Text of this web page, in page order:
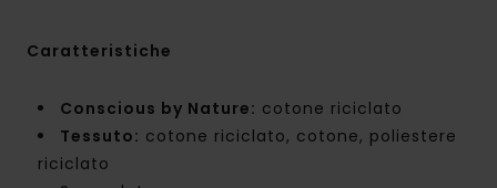
Caratteristiche
Conscious by Nature: cotone riciclato
Tessuto: cotone riciclato, cotone, poliestere
riciclato